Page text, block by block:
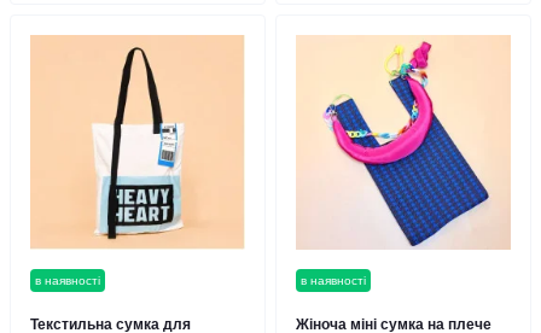
в наявності
Текстильна сумка для
в наявності
Жіноча міні сумка на плече